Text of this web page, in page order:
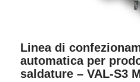
Linea di
automatica per
saldature – VAL-S3